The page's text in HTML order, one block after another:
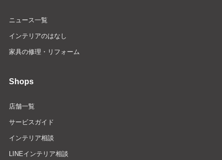
ニュース一覧
インテリアのはなし
家具の修理・リフォーム
Shops
店舗一覧
サービスガイド
インテリア相談
LINEインテリア相談